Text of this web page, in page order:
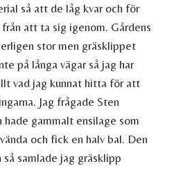
så att de låg kvar och för
att ta sig igenom. Gårdens
stor men gräsklippet
på långa vägar så jag har
vad jag kunnat hitta för att
Jag frågade Sten
hade gammalt ensilage som
och fick en halv bal. Den
samlade jag gräsklipp